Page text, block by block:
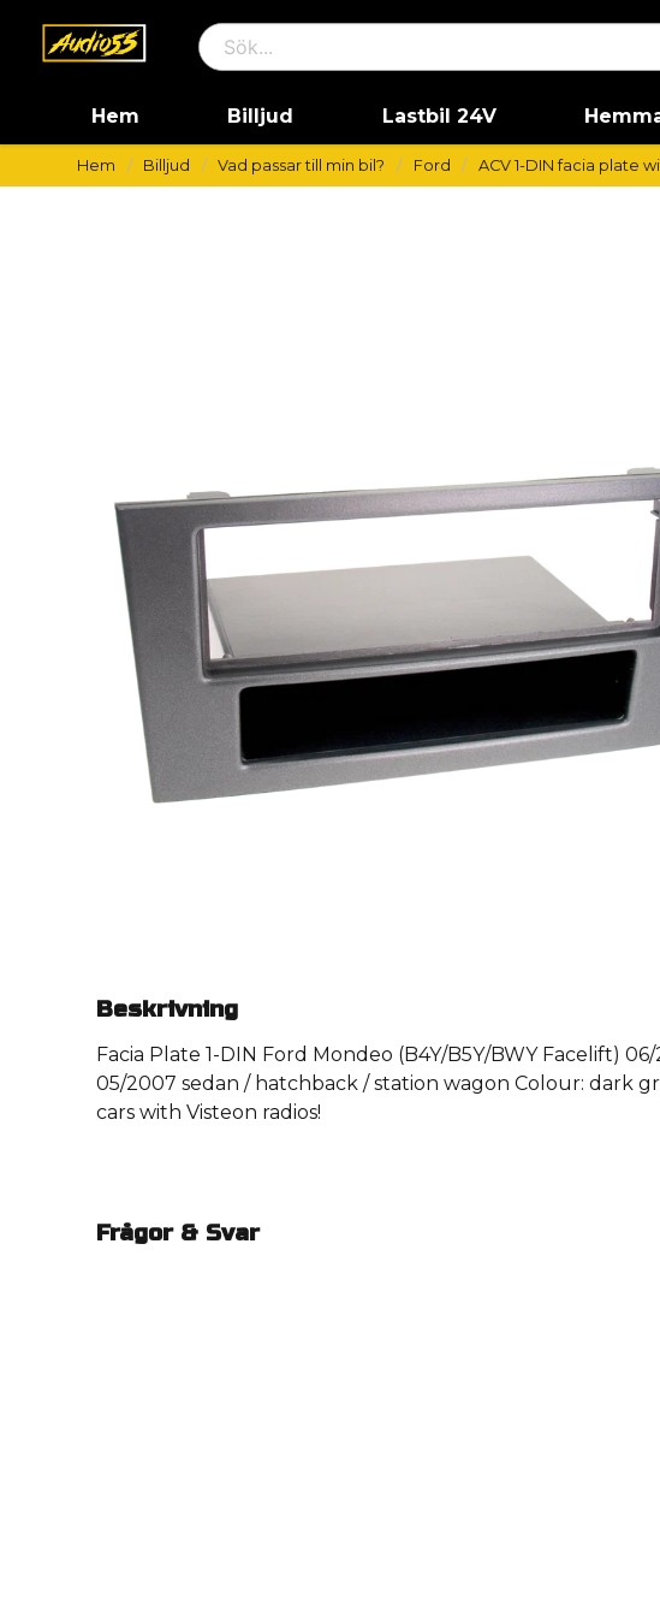
Hem Billjud Lastbil 24V
Hem Billjud Vad passar till min bil? Ford ACV 1-DIN facia plate
Beskrivning
Facia Plate 1-DIN Ford Mondeo (B4Y/B5Y/BWY Facelift)
05/2007 sedan / hatchback / station wagon Colour: dark
cars with Visteon radios!
Frågor & Svar